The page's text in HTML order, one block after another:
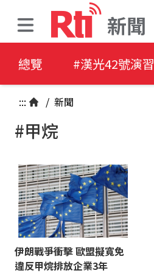
新聞
總覽 #漢光42號演習
::: / 新聞
#甲烷
伊朗戰爭衝擊 歐盟擬寬免
違反甲烷排放企業3年